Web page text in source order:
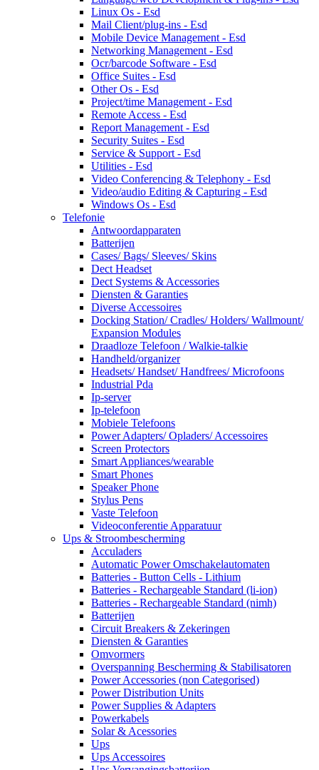
Linux Os - Esd
Mail Client/plug-ins - Esd
Mobile Device Management - Esd
Networking Management - Esd
Ocr/barcode Software - Esd
Office Suites - Esd
Other Os - Esd
Project/time Management - Esd
Remote Access - Esd
Report Management - Esd
Security Suites - Esd
Service & Support - Esd
Utilities - Esd
Video Conferencing & Telephony - Esd
Video/audio Editing & Capturing - Esd
Windows Os - Esd
Telefonie
Antwoordapparaten
Batterijen
Cases/ Bags/ Sleeves/ Skins
Dect Headset
Dect Systems & Accessories
Diensten & Garanties
Diverse Accessoires
Docking Station/ Cradles/ Holders/ Wallmount/
Expansion Modules
Draadloze Telefoon / Walkie-talkie
Handheld/organizer
Headsets/ Handset/ Handfrees/ Microfoons
Industrial Pda
Ip-server
Ip-telefoon
Mobiele Telefoons
Power Adapters/ Opladers/ Accessoires
Screen Protectors
Smart Appliances/wearable
Smart Phones
Speaker Phone
Stylus Pens
Vaste Telefoon
Videoconferentie Apparatuur
Ups & Stroombescherming
Acculaders
Automatic Power Omschakelautomaten
Batteries - Button Cells - Lithium
Batteries - Rechargeable Standard (li-ion)
Batteries - Rechargeable Standard (nimh)
Batterijen
Circuit Breakers & Zekeringen
Diensten & Garanties
Omvormers
Overspanning Bescherming & Stabilisatoren
Power Accessories (non Categorised)
Power Distribution Units
Power Supplies & Adapters
Powerkabels
Solar & Acessories
Ups
Ups Accessoires